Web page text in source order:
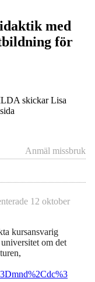
med
för
skickar Lisa
Anmäl missbruk
12 oktober
kursansvarig
om det